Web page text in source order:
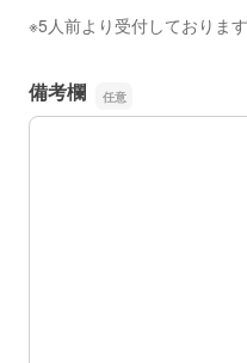
※5人前より受付しております
備考欄
備考欄